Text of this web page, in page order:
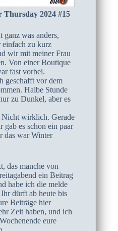
2024 #15
ganz was anders,
einfach zu kurz
wir mit meiner Frau
Von einer Boutique
fast vorbei.
geschafft vor dem
Halbe Stunde
zu Dunkel, aber es
Nicht wirklich. Gerade
gab es schon ein paar
das war Winter
das manche von
ein Beitrag
habe ich die melde
dürft ab heute bis
Beiträge hier
Zeit haben, und ich
eure